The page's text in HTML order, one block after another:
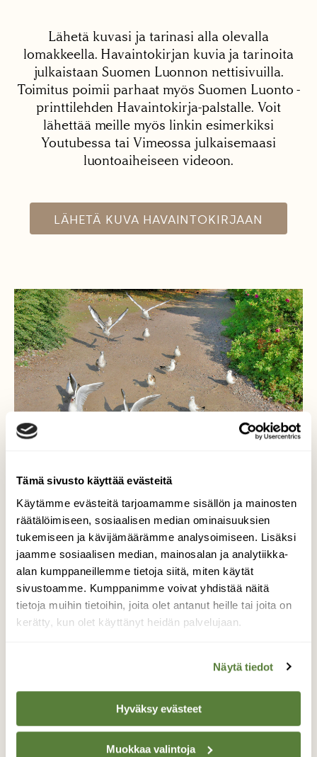
Tämä sivusto käyttää evästeitä
Käytämme evästeitä tarjoamamme sisällön ja mainosten
räätälöimiseen, sosiaalisen median ominaisuuksien
tukemiseen ja kävijämäärämme analysoimiseen. Lisäksi
jaamme sosiaalisen median, mainosalan ja analytiikka-
alan kumppaneillemme tietoja siitä, miten käytät
sivustoamme. Kumppanimme voivat yhdistää näitä
tietoja muihin tietoihin, joita olet antanut heille tai joita on
kerätty, kun olet käyttänyt heidän palvelujaan.
Näytä tiedot
Hyväksy evästeet
Muokkaa valintoja
Lähetä kuvasi ja tarinasi alla olevalla
lomakkeella. Havaintokirjan kuvia ja tarinoita
julkaistaan Suomen Luonnon nettisivuilla.
Toimitus poimii parhaat myös Suomen Luonto -
printtilehden Havaintokirja-palstalle. Voit
lähettää meille myös linkin esimerkiksi
Youtubessa tai Vimeossa julkaisemaasi
luontoaiheiseen videoon.
LÄHETÄ KUVA HAVAINTOKIRJAAN
Nuoret kerjäläiset
Aikuiset naurulokit ovat jo lähteneet, mutta
poikaset ovat vielä jääneet ruokinnan
vuoksi.
TAKAISIN LISTAAN